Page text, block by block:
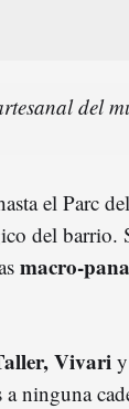
del
el Parc
del barrio.
macro-
Vivariy
ninguna